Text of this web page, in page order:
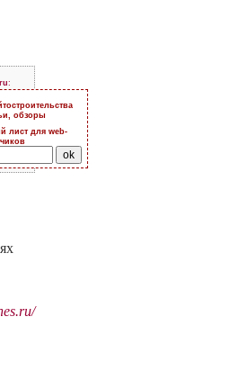
:
обзоры
лист для web-